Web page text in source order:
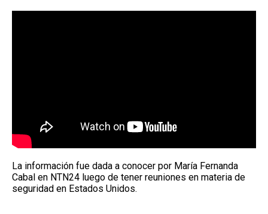
La información fue dada a conocer por María Fernanda
Cabal en NTN24 luego de tener reuniones en materia de
seguridad en Estados Unidos.